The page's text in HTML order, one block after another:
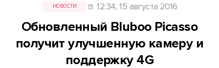
НОВОСТИ 12:34, 15 августа 2016
Обновленный Bluboo Picasso
получит улучшенную камеру и
поддержку 4G